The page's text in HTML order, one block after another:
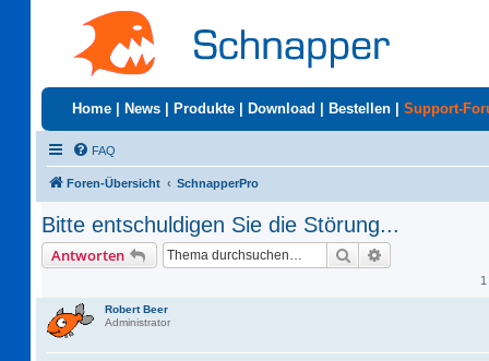
Home News Produkte Download Bestellen Support-
FAQ
Foren-Übersicht SchnapperPro
Bitte entschuldigen Sie die Störung...
Antworten Suche
Robert Beer
Administrator